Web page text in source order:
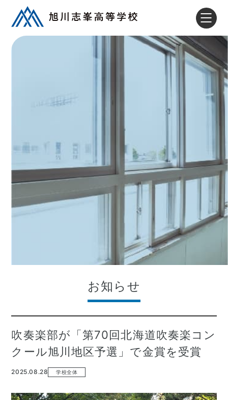
お知らせ
吹奏楽部が「第70回北海道吹奏楽コン
クール旭川地区予選」で金賞を受賞
2025.08.28 学校全体